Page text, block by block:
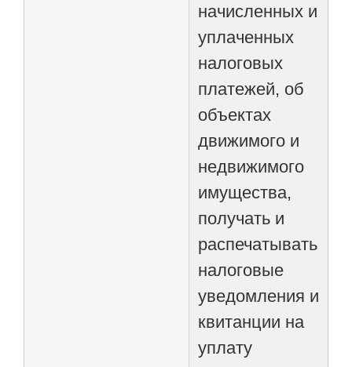
начисленных и
уплаченных
налоговых
платежей, об
объектах
движимого и
недвижимого
имущества,
получать и
распечатывать
налоговые
уведомления и
квитанции на
уплату